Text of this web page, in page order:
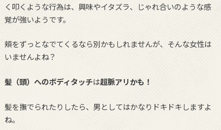
く叩くような行為は、興味やイタズラ、じゃれ合いのような感
覚が強いようです。
頬をずっとなでてくるなら別かもしれませんが、そんな女性は
いませんよね？
髪（頭）へのボディタッチは超脈アリかも！
髪を撫でられたりしたら、男としてはかなりドキドキしますよ
ね。